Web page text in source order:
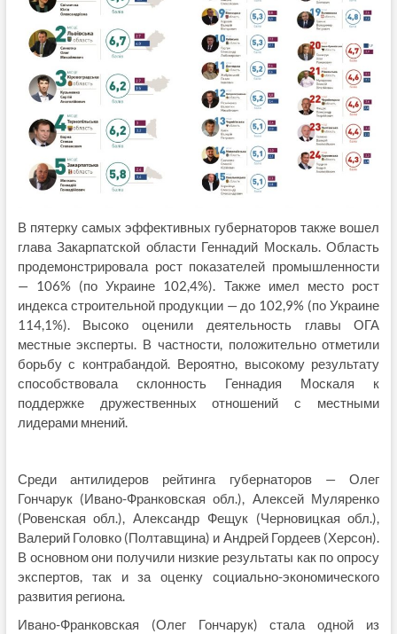
В пятерку самых эффективных губернаторов также вошел
глава Закарпатской области Геннадий Москаль. Область
продемонстрировала рост показателей промышленности
— 106% (по Украине 102,4%). Также имел место рост
индекса строительной продукции — до 102,9% (по Украине
114,1%). Высоко оценили деятельность главы ОГА
местные эксперты. В частности, положительно отметили
борьбу с контрабандой. Вероятно, высокому результату
способствовала склонность Геннадия Москаля к
поддержке дружественных отношений с местными
лидерами мнений.
Среди антилидеров рейтинга губернаторов — Олег
Гончарук (Ивано-Франковская обл.), Алексей Муляренко
(Ровенская обл.), Александр Фещук (Черновицкая обл.),
Валерий Головко (Полтавщина) и Андрей Гордеев (Херсон).
В основном они получили низкие результаты как по опросу
экспертов, так и за оценку социально-экономического
развития региона.
Ивано-Франковская (Олег Гончарук) стала одной из